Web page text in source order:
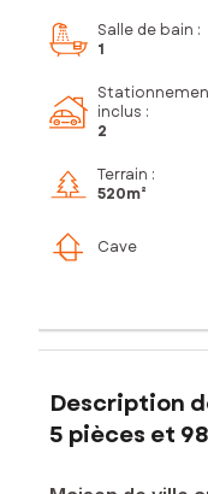
Salle de bain :
1
inclus :
2
Terrain :
520m²
Cave
Description
5 pièces et 98